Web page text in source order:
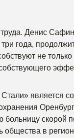
Денис
года,
не
является
скорой
в